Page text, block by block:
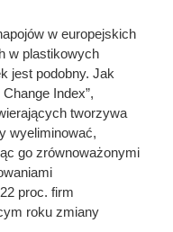
w europejskich
w plastikowych
jest podobny. Jak
Index”,
tworzywa
wyeliminować,
go zrównoważonymi
proc. firm
roku zmiany